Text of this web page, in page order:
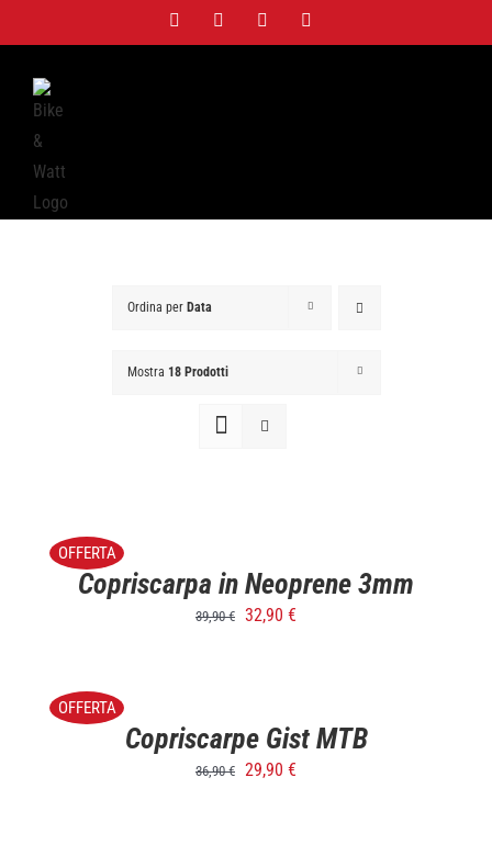
al
contenuto
FacebookTwitter Instagram
Ordina per Data
Mostra 18 Prodotti
OFFERTA
DETTAGLICopriscarpa in Neoprene 3mm
39,90€ 32,90 €
OFFERTA
DETTAGLI
Copriscarpe Gist MTB
36,90€ 29,90 €